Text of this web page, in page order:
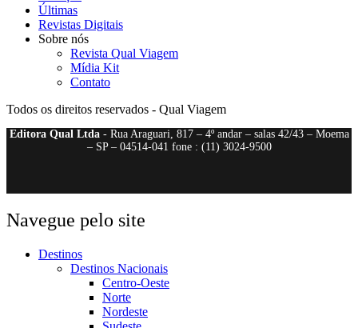
Últimas
Revistas Digitais
Sobre nós
Revista Qual Viagem
Mídia Kit
Contato
Todos os direitos reservados - Qual Viagem
Editora Qual Ltda- Rua Araguari, 817 – 4º andar – salas 42/43 – Moema
– SP – 04514-041 fone : (11) 3024-9500
Navegue pelo site
Destinos
Destinos Nacionais
Centro-Oeste
Norte
Nordeste